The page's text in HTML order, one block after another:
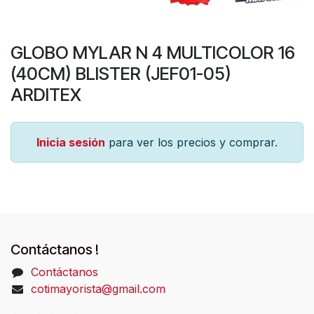
GLOBO MYLAR N 4 MULTICOLOR 16
(40CM) BLISTER (JEF01-05)
ARDITEX
Inicia sesión para ver los precios y comprar.
Contáctanos !
Contáctanos
cotimayorista@gmail.com